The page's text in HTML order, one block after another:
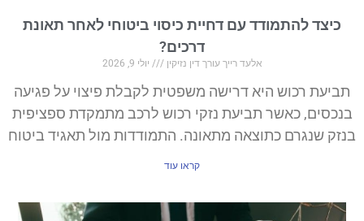
כיצד להתמודד עם דחיית כיסוי ביטוחי לאחר תאונת
דרכים?
אלעד רייך עורך דין נזיקין יולי 9, 2026
תביעת רכוש היא דרישה משפטית לקבלת פיצוי על פגיעה
בנכסים, כאשר תביעת נזקי רכוש לרכב מתמקדת ספציפית
בנזק שנגרם כתוצאה מתאונה. התמודדות מול תאגיד ביטוח
קראו עוד